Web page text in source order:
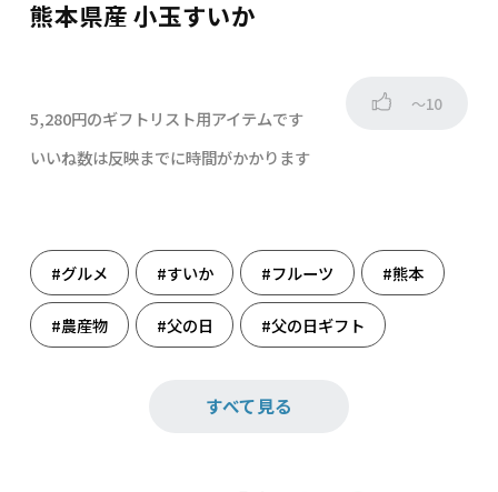
熊本県産 小玉すいか
5,280円のギフトリスト用アイテムです
～10
いいね数は反映までに時間がかかります
#グルメ #すいか #フルーツ #熊本
#農産物 #父の日 #父の日ギフト
すべて見る